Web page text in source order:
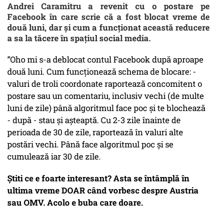
Andrei Caramitru a revenit cu o postare pe
Facebook în care scrie că a fost blocat vreme de
două luni, dar și cum a funcționat această reducere
a sa la tăcere în spațiul social media.
”Oho mi s-a deblocat contul Facebook după aproape
două luni. Cum funcționează schema de blocare: -
valuri de troli coordonate raportează concomitent o
postare sau un comentariu, inclusiv vechi (de multe
luni de zile) până algoritmul face poc și te blochează
- după - stau și așteaptă. Cu 2-3 zile înainte de
perioada de 30 de zile, raportează în valuri alte
postări vechi. Până face algoritmul poc și se
cumulează iar 30 de zile.
Știti ce e foarte interesant? Asta se întâmplă în
ultima vreme DOAR când vorbesc despre Austria
sau OMV. Acolo e buba care doare.